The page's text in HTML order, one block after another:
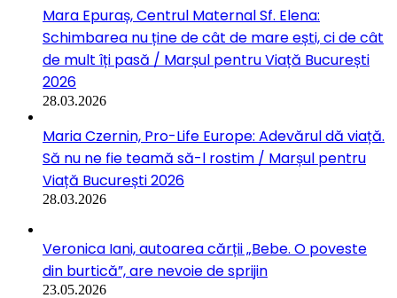
Mara Epuraș, Centrul Maternal Sf. Elena:
Schimbarea nu ține de cât de mare ești, ci de cât
de mult îți pasă / Marșul pentru Viață București
2026
28.03.2026
Maria Czernin, Pro-Life Europe: Adevărul dă viață.
Să nu ne fie teamă să-l rostim / Marșul pentru
Viață București 2026
28.03.2026
Veronica Iani, autoarea cărții „Bebe. O poveste
din burtică”, are nevoie de sprijin
23.05.2026